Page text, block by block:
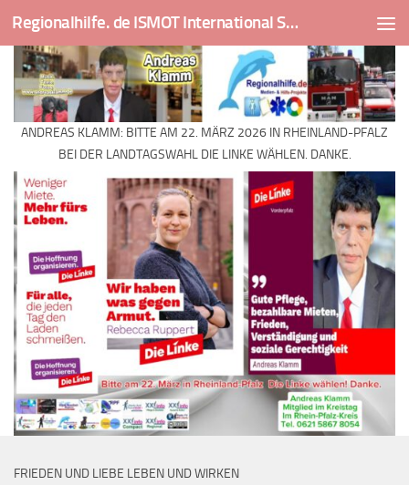
Skip to content Regionalhilfe. de ISMOT International Social And Medical Outreach Team
ANDREAS KLAMM: BITTE AM 22. MÄRZ 2026 IN RHEINLAND-PFALZ
BEI DER LANDTAGSWAHL DIE LINKE WÄHLEN. DANKE.
FRIEDEN UND LIEBE LEBEN UND WIRKEN